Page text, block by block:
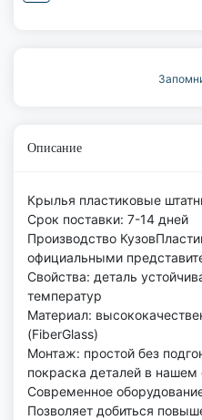
Описание
Крылья пластиковые
Срок поставки: 7-14 дней
Производство
официальными
Свойства: деталь
температур
Материал:
(FiberGlass)
Монтаж: простой без
покраска деталей в нашем
Современное
Позволяет добиться